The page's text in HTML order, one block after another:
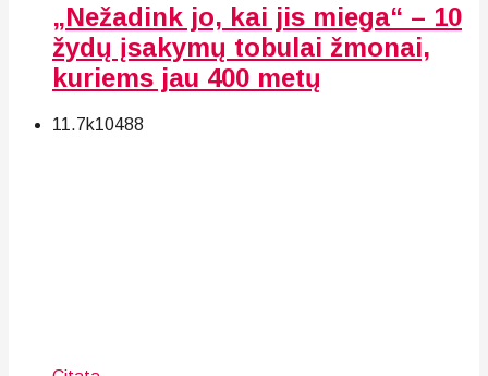
„Nežadink jo, kai jis miega“ – 10
žydų įsakymų tobulai žmonai,
kuriems jau 400 metų
11.7k10488